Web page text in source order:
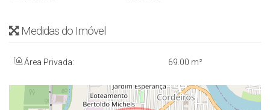
- Banheiro Social
- 2 Vagas de Garagem
- 69 m²
- Ficam todos os móveis e eletros das fotos!
Medidas do Imóvel
Área Privada: 69 .00 m²